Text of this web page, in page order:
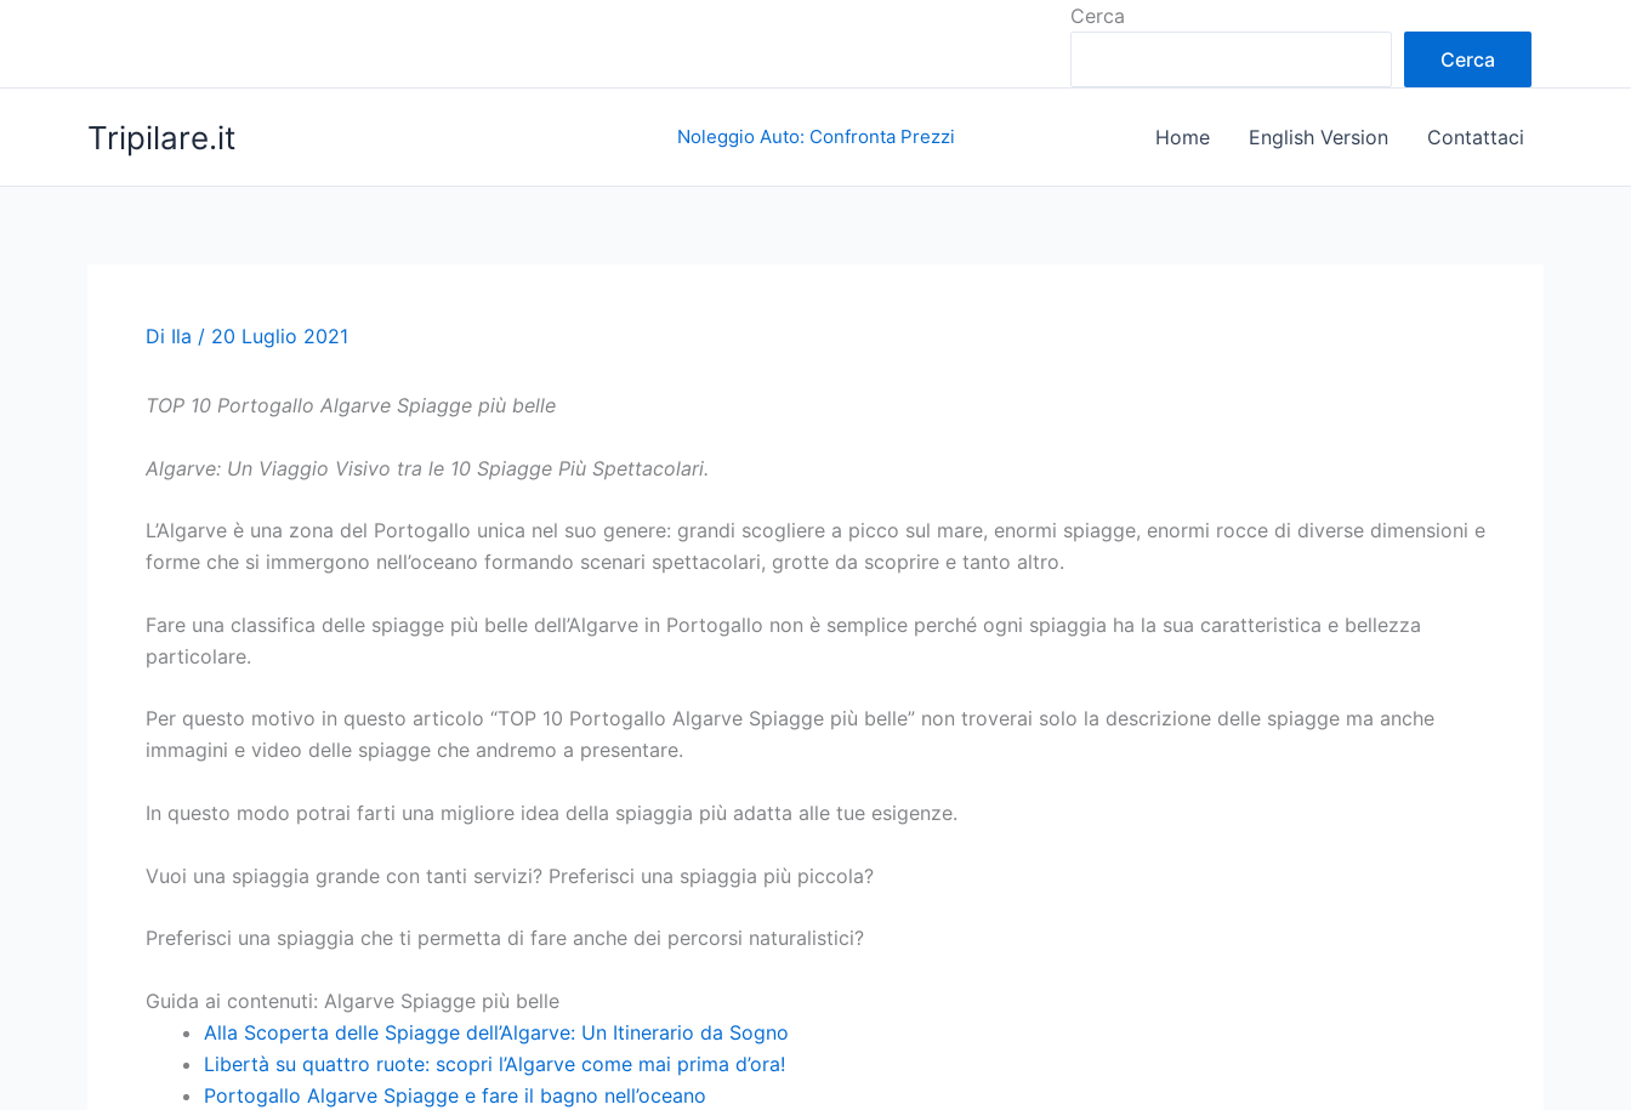
Cerca
Cerca
Tripilare.it Noleggio Auto: Confronta Prezzi Home English Version Contattaci
Di Ila / 20 Luglio 2021
TOP 10 Portogallo Algarve Spiagge più belle
Algarve: Un Viaggio Visivo tra le 10 Spiagge Più Spettacolari.
L’Algarve è una zona del Portogallo unica nel suo genere: grandi scogliere a picco sul mare, enormi spiagge, enormi rocce di diverse dimensioni e
forme che si immergono nell’oceano formando scenari spettacolari, grotte da scoprire e tanto altro.
Fare una classifica delle spiagge più belle dell’Algarve in Portogallo non è semplice perché ogni spiaggia ha la sua caratteristica e bellezza
particolare.
Per questo motivo in questo articolo “TOP 10 Portogallo Algarve Spiagge più belle” non troverai solo la descrizione delle spiagge ma anche
immagini e video delle spiagge che andremo a presentare.
In questo modo potrai farti una migliore idea della spiaggia più adatta alle tue esigenze.
Vuoi una spiaggia grande con tanti servizi? Preferisci una spiaggia più piccola?
Preferisci una spiaggia che ti permetta di fare anche dei percorsi naturalistici?
Guida ai contenuti: Algarve Spiagge più belle
Alla Scoperta delle Spiagge dell’Algarve: Un Itinerario da Sogno
Libertà su quattro ruote: scopri l’Algarve come mai prima d’ora!
Portogallo Algarve Spiagge e fare il bagno nell’oceano